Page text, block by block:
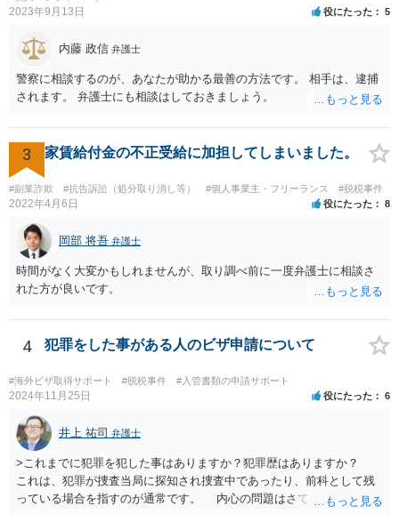
2023年9月13日 役にたった 5
内藤 政信 弁護士
警察に相談するのが、あなたが助かる最善の方法です。 相手は、逮捕
されます。 弁護士にも相談はしておきましょう。
3 家賃給付金の不正受給に加担してしまいました。
#副業詐欺 #抗告訴訟（処分取り消し等） #個人事業主・フリーランス #脱税事件
2022年4月6日 役にたった 8
岡部 将吾 弁護士
時間がなく大変かもしれませんが、取り調べ前に一度弁護士に相談さ
れた方が良いです。
4 犯罪をした事がある人のビザ申請について
#海外ビザ取得サポート #脱税事件 #入管書類の申請サポート
2024年11月25日 役にたった 6
井上 祐司 弁護士
>これまでに犯罪を犯した事はありますか？犯罪歴はありますか？
これは、犯罪が捜査当局に探知され捜査中であったり、前科として残
っている場合を指すのが通常です。 内心の問題はさておき、ご質問